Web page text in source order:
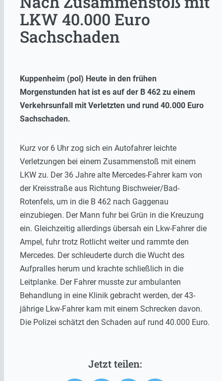
LKW 40.000 Euro
Sachschaden
Kuppenheim (pol) Heute in den frühen
Morgenstunden hat ist es auf der B 462 zu einem
Verkehrsunfall mit Verletzten und rund 40.000 Euro
Sachschaden.
Kurz vor 6 Uhr zog sich ein Autofahrer leichte
Verletzungen bei einem Zusammenstoß mit einem
LKW zu. Der 36 Jahre alte Mercedes-Fahrer kam von
der Kreisstraße aus Richtung Bischweier/Bad-
Rotenfels, um in die B 462 nach Gaggenau
einzubiegen. Der Mann fuhr bei Grün in die Kreuzung
ein. Gleichzeitig allerdings übersah ein Lkw-Fahrer die
Ampel, fuhr trotz Rotlicht weiter und rammte den
Mercedes. Der schleuderte durch die Wucht des
Aufpralles herum und krachte schließlich in die
Leitplanke. Der Fahrer musste zur ambulanten
Behandlung in eine Klinik gebracht werden, der 43-
jährige Lkw-Fahrer kam mit einem Schrecken davon.
Die Polizei schätzt den Schaden auf rund 40.000 Euro.